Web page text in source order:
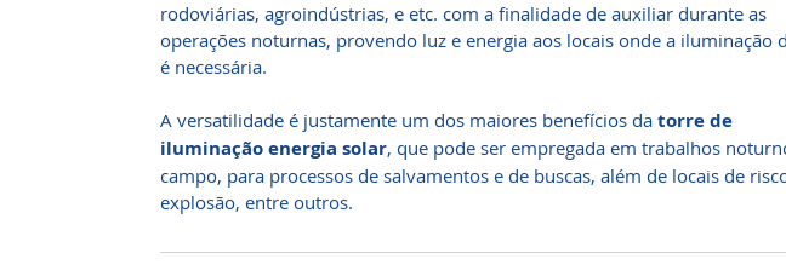
rodoviárias, agroindústrias, e etc. com a finalidade de auxiliar durante as
operações noturnas, provendo luz e energia aos locais onde a iluminação
é necessária.
A versatilidade é justamente um dos maiores benefícios da torre de
iluminação energia solar, que pode ser empregada em trabalhos
campo, para processos de salvamentos e de buscas, além de locais de
explosão, entre outros.